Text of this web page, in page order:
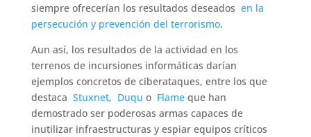
siempre ofrecerían los resultados deseados en la
persecución y prevención del terrorismo.
Aun así, los resultados de la actividad en los
terrenos de incursiones informáticas darían
ejemplos concretos de ciberataques, entre los que
destaca Stuxnet, Duqu o Flameque han
demostrado ser poderosas armas capaces de
inutilizar infraestructuras y espiar equipos críticos